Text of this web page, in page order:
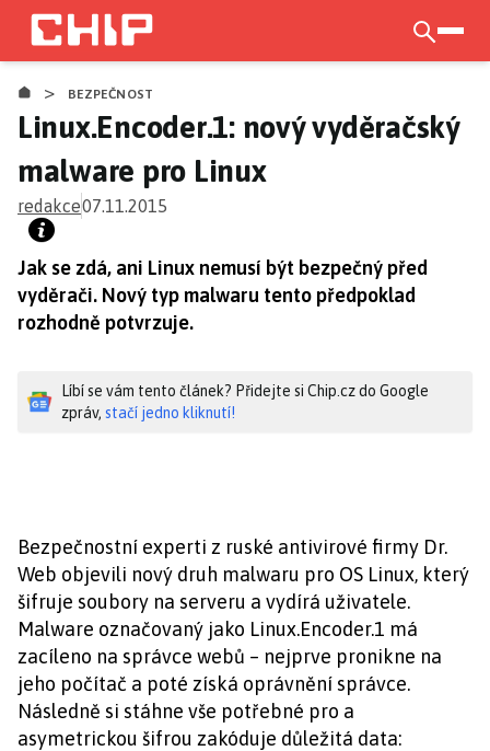
Přejít
hlavnímu
obsahu
> BEZPEČNOST
Linux.Encoder.1: nový vyděračský
malware pro Linux
redakce07.11.2015
Jak se zdá, ani Linux nemusí být bezpečný před
vyděrači. Nový typ malwaru tento předpoklad
rozhodně potvrzuje.
Líbí se vám tento článek? Přidejte si Chip.cz do Google
zpráv, stačí jedno kliknutí!
Bezpečnostní experti z ruské antivirové firmy Dr.
Web objevili nový druh malwaru pro OS Linux, který
šifruje soubory na serveru a vydírá uživatele.
Malware označovaný jako Linux.Encoder.1 má
zacíleno na správce webů – nejprve pronikne na
jeho počítač a poté získá oprávnění správce.
Následně si stáhne vše potřebné pro a
asymetrickou šifrou zakóduje důležitá data: